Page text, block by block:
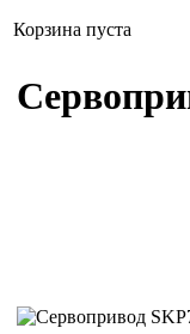
Корзина пуста